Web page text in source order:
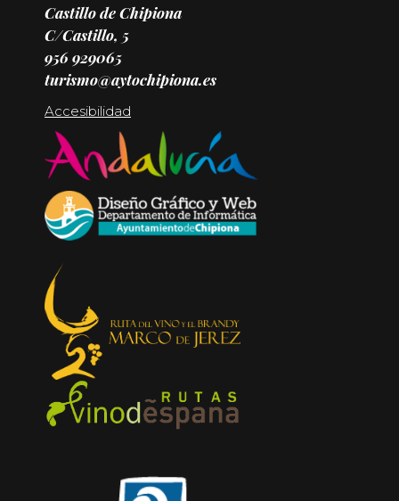
Castillo de Chipiona
C/Castillo, 5
956 929065
turismo@aytochipiona.es
Accesibilidad